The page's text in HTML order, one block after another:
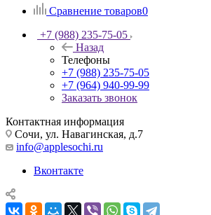
Сравнение товаров0
+7 (988) 235-75-05
Назад
Телефоны
+7 (988) 235-75-05
+7 (964) 940-99-99
Заказать звонок
Контактная информация
Сочи, ул. Навагинская, д.7
info@applesochi.ru
Вконтакте